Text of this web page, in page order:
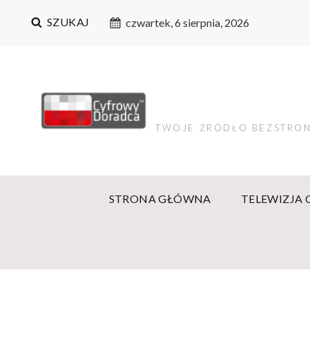
SZUKAJ czwartek, 6 sierpnia, 2026
TWOJE ŹRÓDŁO
STRONA GŁÓWNA TELEWIZJA